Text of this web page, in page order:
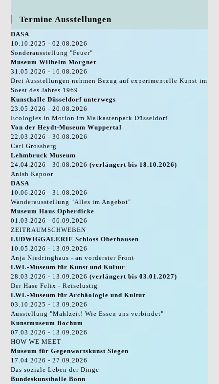
Termine Ausstellungen
DASA
10.10.2025 - 02.08.2026
Sonderausstellung "Feuer"
Museum Wilhelm Morgner
31.05.2026 - 16.08.2026
Drei Ausstellungen nehmen Bezug auf experimentelle Kunst im
Soest des Jahres 1969
Kunsthalle Düsseldorf unterwegs
23.05.2026 - 20.08.2026
Ecologies in Motion im Malkastenpark Düsseldorf
Von der Heydt-Museum Wuppertal
22.03.2026 - 30.08.2026
Carl Grossberg
Lehmbruck Museum
24.04.2026 - 30.08.2026(verlängert bis 18.10.2026)
Anish Kapoor
DASA
10.06.2026 - 31.08.2026
Wanderausstellung "Alles im Angebot"
Museum Haus Opherdicke
01.03.2026 - 06.09.2026
ZEITRAUMSCHWEBEN
LUDWIGGALERIE Schloss Oberhausen
10.05.2026 - 13.09.2026
Anja Niedringhaus - an vorderster Front
LWL-Museum für Kunst und Kultur
28.03.2026 - 13.09.2026(verlängert bis 03.01.2027)
Der Hase Felix - Reiselustig
LWL-Museum für Archäologie und Kultur
03.10.2025 - 13.09.2026
Ausstellung "Mahlzeit! Wie Essen uns verbindet"
Kunstmuseum Bochum
07.03.2026 - 13.09.2026
HOW WE MEET
Museum für Gegenwartskunst Siegen
17.04.2026 - 27.09.2026
Das soziale Leben der Dinge
Bundeskunsthalle Bonn